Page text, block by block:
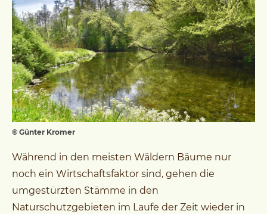
© Günter Kromer
Während in den meisten Wäldern Bäume nur
noch ein Wirtschaftsfaktor sind, gehen die
umgestürzten Stämme in den
Naturschutzgebieten im Laufe der Zeit wieder in